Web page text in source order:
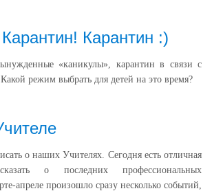
Карантин :)
«каникулы», карантин в связи с
режим выбрать для детей на это время?
о наших Учителях. Сегодня есть отличная
о последних профессиональных
апреле произошло сразу несколько событий,